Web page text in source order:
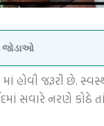
જોડાઓ
હોવી જરૂરી છે.
સવારે નરણે